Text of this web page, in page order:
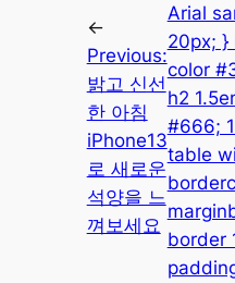
←
Previous:
밝고 신선
한 아침
iPhone13
로 새로운
석양을 느
껴보세요
Arial
20px; }
color
h2
#666;
table
border